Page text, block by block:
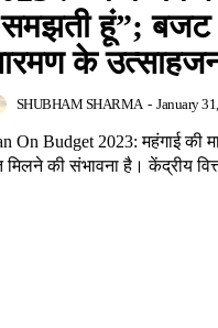
समझती हूं”;
के
SHUBHAM SHARMA - January
On Budget 2023: महंगाई की
की संभावना है। केंद्रीय वित्त